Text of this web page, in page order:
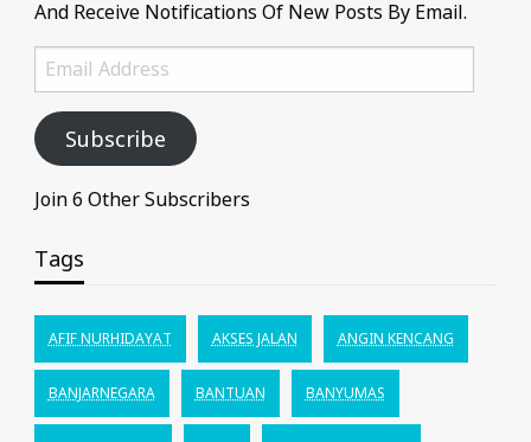
And Receive Notifications Of New Posts By Email.
Email
Address
Subscribe
Join 6 Other Subscribers
Tags
AFIF NURHIDAYAT AKSES JALAN ANGIN KENCANG
BANJARNEGARA BANTUAN BANYUMAS